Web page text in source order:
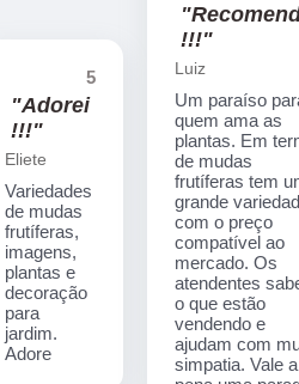
5
"Adorei
!!!"
Eliete
Variedades
de mudas
frutíferas,
imagens,
plantas e
decoração
para
jardim.
Adore
!!!"
Luiz
Um paraíso
quem ama as
plantas. Em
de mudas
frutíferas tem
grande
com o preço
compatível ao
mercado. Os
atendentes
o que estão
vendendo e
ajudam com
simpatia. Vale a